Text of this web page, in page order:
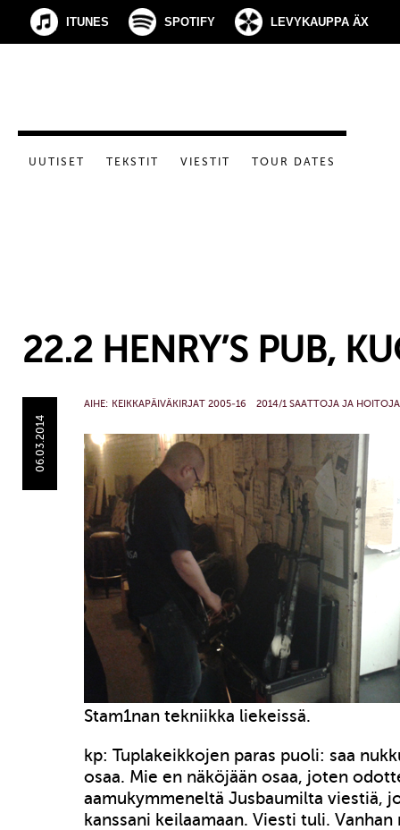
ITUNES SPOTIFY LEVYKAUPPA ÄX
UUTISET TEKSTIT VIESTIT TOUR DATES
22.2 HENRY’S PUB,
06.03.2014
AIHE: KEIKKAPÄIVÄKIRJAT 2005-16 2014/1 SAATTOJA JA
Stam1nan tekniikka liekeissä.
kp: Tuplakeikkojen paras puoli: saa
osaa. Mie en näköjään osaa, joten
aamukymmeneltä Jusbaumilta viestiä,
kanssani keilaamaan. Viesti tuli.